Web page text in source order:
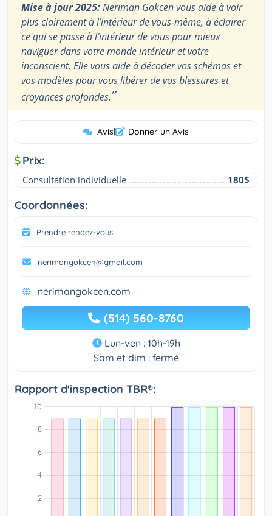
Mise à jour 2025:Neriman Gokcen vous aide à voir
plus clairement à l’intérieur de vous-même, à éclairer
ce qui se passe à l’intérieur de vous pour mieux
naviguer dans votre monde intérieur et votre
inconscient. Elle vous aide à décoder vos schémas et
vos modèles pour vous libérer de vos blessures et
croyances profondes.”
Avis| Donner un Avis
Prix:
Consultation individuelle 180$
Coordonnées:
Prendre rendez-vous
nerimangokcen@gmail.com
nerimangokcen.com
(514) 560-8760
Lun-ven : 10h-19h
Sam et dim : fermé
Rapport d'inspection TBR®: